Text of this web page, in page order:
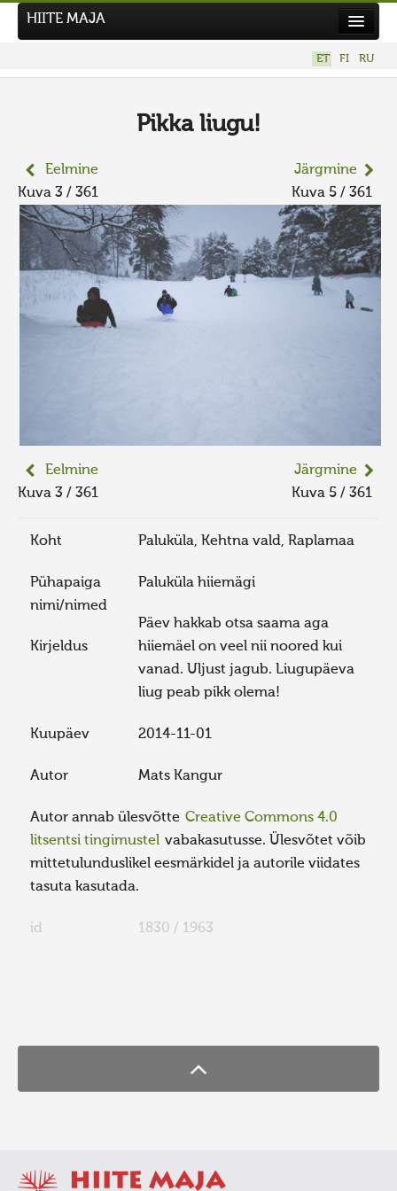
Tegutse
Kuvavõistlused
UUS KUVAVÕISTLUS
Hiite kuvavõistlus 2026
VANEMAD KUVAVÕISTLUSED
HIITE MAJA
ET FI RU
Pikka liugu!
Eelmine
Kuva 3 / 361
Järgmine
Kuva 5 / 361
Eelmine
Kuva 3 / 361
Järgmine
Kuva 5 / 361
Koht Paluküla, Kehtna vald, Raplamaa
Pühapaiga
nimi/nimed
Paluküla hiiemägi
Kirjeldus
Päev hakkab otsa saama aga
hiiemäel on veel nii noored kui
vanad. Uljust jagub. Liugupäeva
liug peab pikk olema!
Kuupäev 2014-11-01
Autor Mats Kangur
Autor annab ülesvõtte Creative Commons 4.0
litsentsi tingimustel vabakasutusse. Ülesvõtet võib
mittetulunduslikel eesmärkidel ja autorile viidates
tasuta kasutada.
id 1830 / 1963